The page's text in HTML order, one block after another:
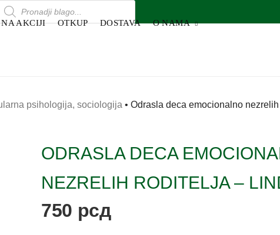
NA AKCIJI OTKUP DOSTAVA O NAMA
psihologija, sociologija • Odrasla deca emocionalno
ODRASLA DECA
NEZRELIH RODITELJA –
750 рсд